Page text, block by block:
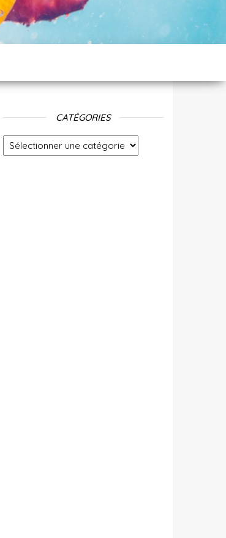
CATÉGORIES
Catégories